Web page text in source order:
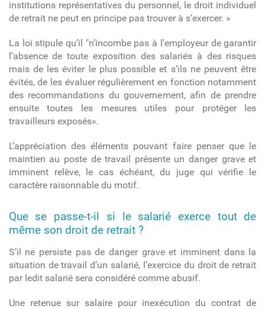
institutions représentatives du personnel, le droit individuel
de retrait ne peut en principe pas trouver à s’exercer. »
La loi stipule qu’il "n’incombe pas à l’employeur de garantir
l’absence de toute exposition des salariés à des risques
mais de les éviter le plus possible et s’ils ne peuvent être
évités, de les évaluer régulièrement en fonction notamment
des recommandations du gouvernement, afin de prendre
ensuite toutes les mesures utiles pour protéger les
travailleurs exposés».
L’appréciation des éléments pouvant faire penser que le
maintien au poste de travail présente un danger grave et
imminent relève, le cas échéant, du juge qui vérifie le
caractère raisonnable du motif.
Que se passe-t-il si le salarié exerce tout de
même son droit de retrait ?
S’il ne persiste pas de danger grave et imminent dans la
situation de travail d’un salarié, l’exercice du droit de retrait
par ledit salarié sera considéré comme abusif.
Une retenue sur salaire pour inexécution du contrat de